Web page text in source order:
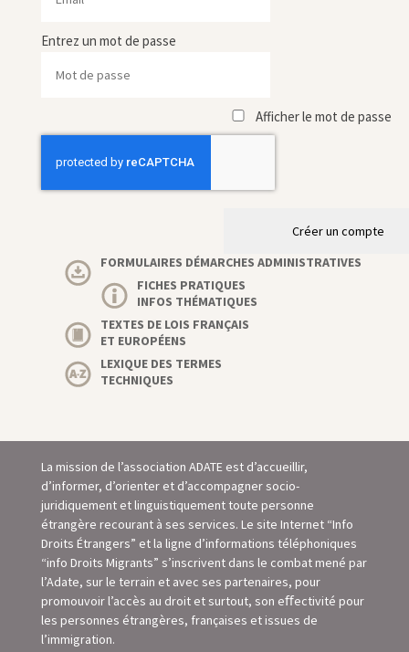
Entrez un mot de passe
Afficher le mot de passe
Créer un compte
FORMULAIRES DÉMARCHES ADMINISTRATIVES
FICHES PRATIQUES
INFOS THÉMATIQUES
TEXTES DE LOIS FRANÇAIS
ET EUROPÉENS
LEXIQUE DES TERMES
TECHNIQUES
La mission de l’association ADATE est d’accueillir,
d’informer, d’orienter et d’accompagner socio-
juridiquement et linguistiquement toute personne
étrangère recourant à ses services. Le site Internet “Info
Droits Étrangers” et la ligne d’informations téléphoniques
“info Droits Migrants” s’inscrivent dans le combat mené par
l’Adate, sur le terrain et avec ses partenaires, pour
promouvoir l’accès au droit et surtout, son eﬀectivité pour
les personnes étrangères, françaises et issues de
l’immigration.